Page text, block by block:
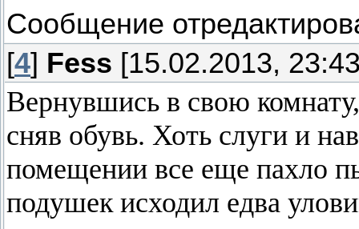
Сообщение
[4] Fess [15.02.2013,
Вернувшись в свою
сняв обувь. Хоть слуги и
помещении все еще пахло
подушек исходил едва